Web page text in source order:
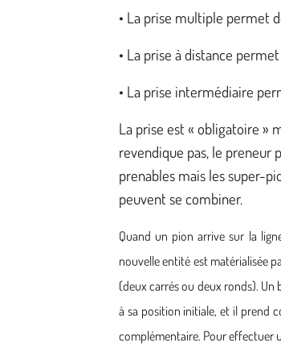
• La prise multiple permet
• La prise à distance
• La prise intermédiaire
La prise est « obligatoire »
revendique pas, le preneur
prenables mais les super-
peuvent se combiner.
Quand un pion arrive sur la
nouvelle entité est matérialisée
(deux carrés ou deux ronds). Un
à sa position initiale, et il prend
complémentaire. Pour effectuer